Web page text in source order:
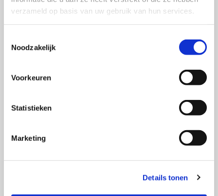
verzameld op basis van uw gebruik van hun services.
Noodzakelijk
Voorkeuren
Statistieken
Marketing
Details tonen